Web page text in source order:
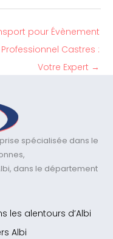
pour Évènement
Professionnel Castres :
Votre Expert →
spécialisée dans le
dans le département
les alentours d’Albi
Albi